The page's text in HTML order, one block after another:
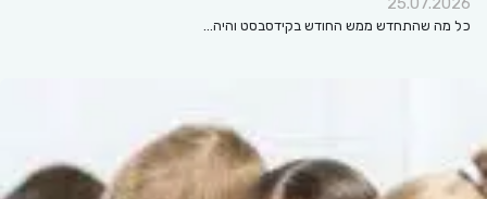
כל מה שהתחדש ממש החודש בקידסבסט והיה…